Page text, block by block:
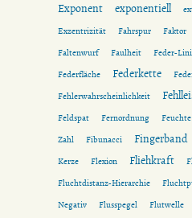
Exponent exponentiell
Exzentrizität
Fahrspur Faktor
Faltenwurf
Faulheit Feder-
Federfläche
Federkette
Fehlerwahrscheinlichkeit
Feldspat
Fernordnung Feuchte
Zahl
Fibunacci Fingerband
Kerze
Flexion Fliehkraft
Fluchtdistanz-Hierarchie
Negativ
Flusspegel Flutwelle